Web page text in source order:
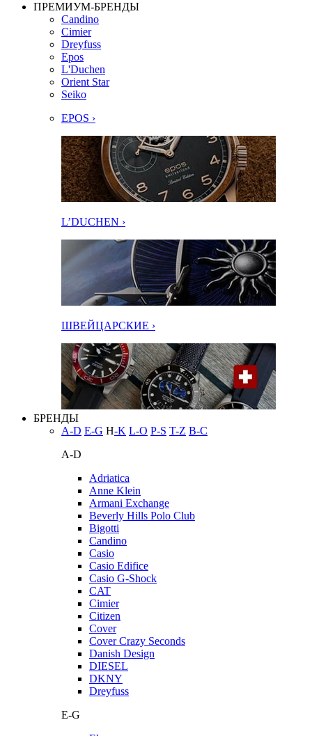
ПРЕМИУМ-БРЕНДЫ
Candino
Cimier
Dreyfuss
Epos
L'Duchen
Orient Star
Seiko
EPOS ›
L’DUCHEN ›
ШВЕЙЦАРСКИЕ ›
БРЕНДЫ
A-D E-G H-K L-O P-S T-Z В-С
A-D
Adriatica
Anne Klein
Armani Exchange
Beverly Hills Polo Club
Bigotti
Candino
Casio
Casio Edifice
Casio G-Shock
CAT
Cimier
Citizen
Cover
Cover Crazy Seconds
Danish Design
DIESEL
DKNY
Dreyfuss
E-G